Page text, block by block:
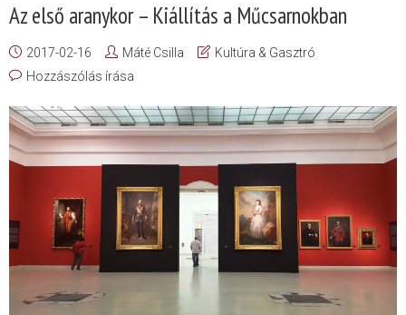
Az első aranykor – Kiállítás a Műcsarnokban
2017-02-16 Máté Csilla
Kultúra & Gasztró
Hozzászólás írása